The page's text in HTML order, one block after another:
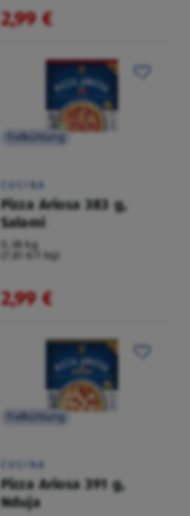
2,99 €
Tiefkühlung
CUCINA
Pizza Ariosa 383 g,
Salami
0,38 kg
(7,81 €/1 kg)
2,99 €
Tiefkühlung
CUCINA
Pizza Ariosa 391 g,
Nduja